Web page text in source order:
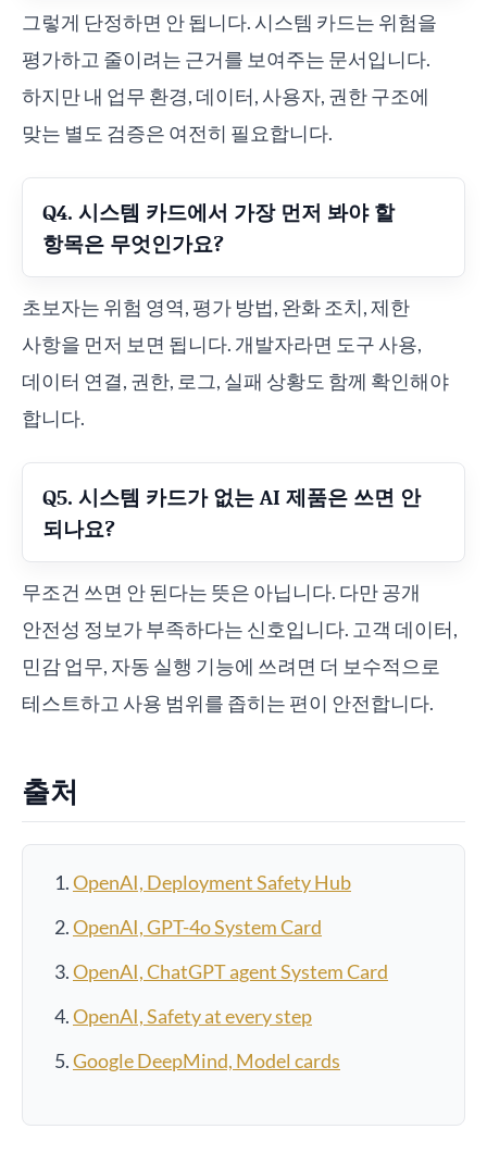
그렇게 단정하면 안 됩니다. 시스템 카드는 위험을
평가하고 줄이려는 근거를 보여주는 문서입니다.
하지만 내 업무 환경, 데이터, 사용자, 권한 구조에
맞는 별도 검증은 여전히 필요합니다.
Q4. 시스템 카드에서 가장 먼저 봐야 할
항목은 무엇인가요?
초보자는 위험 영역, 평가 방법, 완화 조치, 제한
사항을 먼저 보면 됩니다. 개발자라면 도구 사용,
데이터 연결, 권한, 로그, 실패 상황도 함께 확인해야
합니다.
Q5. 시스템 카드가 없는 AI 제품은 쓰면 안
되나요?
무조건 쓰면 안 된다는 뜻은 아닙니다. 다만 공개
안전성 정보가 부족하다는 신호입니다. 고객 데이터,
민감 업무, 자동 실행 기능에 쓰려면 더 보수적으로
테스트하고 사용 범위를 좁히는 편이 안전합니다.
출처
OpenAI, Deployment Safety Hub
OpenAI, GPT-4o System Card
OpenAI, ChatGPT agent System Card
OpenAI, Safety at every step
Google DeepMind, Model cards